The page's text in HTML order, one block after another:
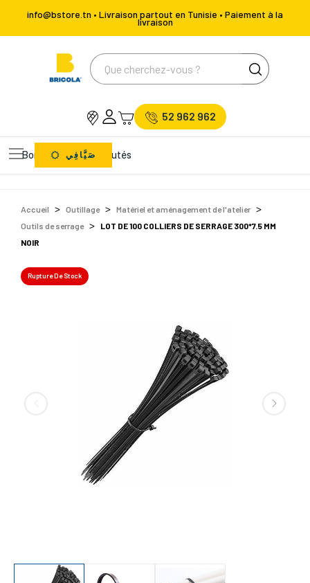
info@bstore.tn • Livraison partout en Tunisie • Paiement à la
livraison
52 962 962
Bons Plans Nouveautés
صَيَّافِي
Accueil Outillage
Matériel et aménagement de l'atelier
Outils de serrage
LOT DE 100 COLLIERS DE SERRAGE 300*7.5 MM
NOIR
Rupture De Stock